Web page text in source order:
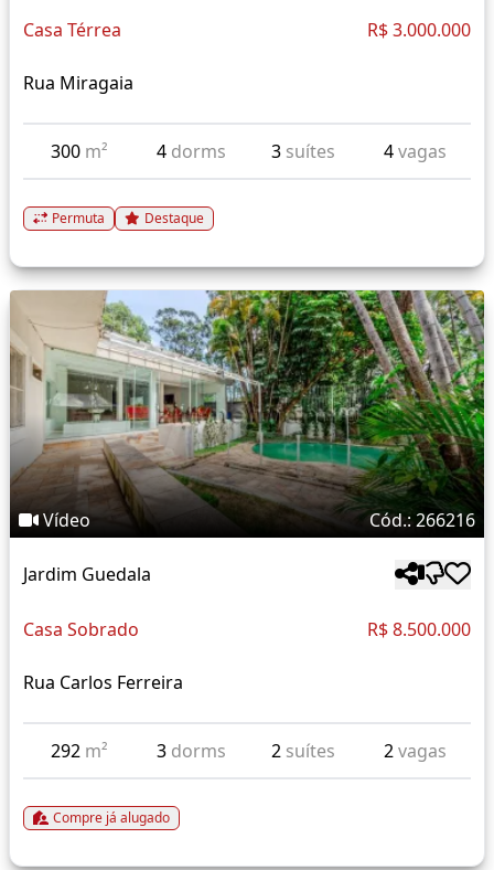
Casa Térrea R$ 3.000.000
Rua Miragaia
300 m² 4 dorms 3 suítes 4vagas
Permuta Destaque
Vídeo Cód.: 266216
Jardim Guedala
Casa Sobrado R$ 8.500.000
Rua Carlos Ferreira
292 m² 3 dorms 2 suítes 2vagas
Compre já alugado